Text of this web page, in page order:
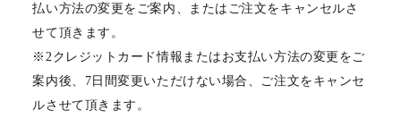
払い方法の変更をご案内、またはご注文をキャンセルさ
せて頂きます。
※2クレジットカード情報またはお支払い方法の変更をご
案内後、7日間変更いただけない場合、ご注文をキャンセ
ルさせて頂きます。